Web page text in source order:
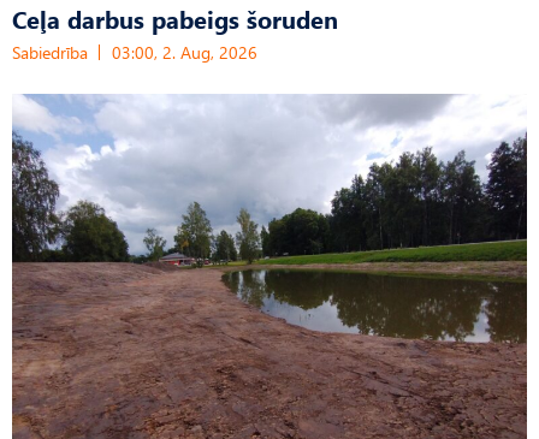
Ceļa darbus pabeigs šoruden
Sabiedrība 03:00, 2. Aug, 2026